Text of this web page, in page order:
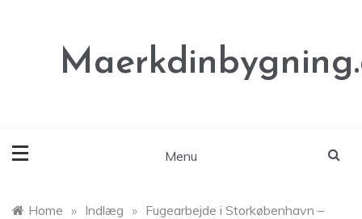
Menu
Home » Indlæg » Fugearbejde i Storkøbenhavn –